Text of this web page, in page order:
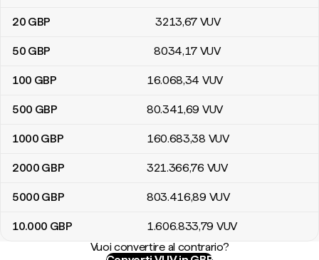
20 GBP 3213,67 VUV
50 GBP 8034,17 VUV
100 GBP 16.068,34 VUV
500 GBP 80.341,69 VUV
1000 GBP 160.683,38 VUV
2000 GBP 321.366,76 VUV
5000 GBP 803.416,89 VUV
10.000 GBP 1.606.833,79 VUV
Vuoi convertire al contrario?